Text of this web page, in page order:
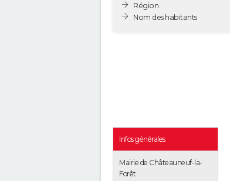
Région
Nom des habitants
Infos générales
Mairie de Châteauneuf-la-
Forêt